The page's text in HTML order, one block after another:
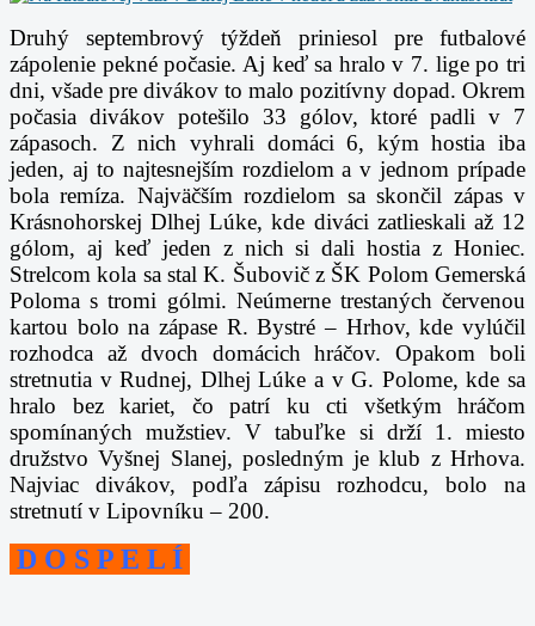
Druhý septembrový týždeň priniesol pre futbalové
zápolenie pekné počasie. Aj keď sa hralo v 7. lige po tri
dni, všade pre divákov to malo pozitívny dopad. Okrem
počasia divákov potešilo 33 gólov, ktoré padli v 7
zápasoch. Z nich vyhrali domáci 6, kým hostia iba
jeden, aj to najtesnejším rozdielom a v jednom prípade
bola remíza. Najväčším rozdielom sa skončil zápas v
Krásnohorskej Dlhej Lúke, kde diváci zatlieskali až 12
gólom, aj keď jeden z nich si dali hostia z Honiec.
Strelcom kola sa stal K. Šubovič z ŠK Polom Gemerská
Poloma s tromi gólmi. Neúmerne trestaných červenou
kartou bolo na zápase R. Bystré – Hrhov, kde vylúčil
rozhodca až dvoch domácich hráčov. Opakom boli
stretnutia v Rudnej, Dlhej Lúke a v G. Polome, kde sa
hralo bez kariet, čo patrí ku cti všetkým hráčom
spomínaných mužstiev. V tabuľke si drží 1. miesto
družstvo Vyšnej Slanej, posledným je klub z Hrhova.
Najviac divákov, podľa zápisu rozhodcu, bolo na
stretnutí v Lipovníku – 200.
D O S P E L Í